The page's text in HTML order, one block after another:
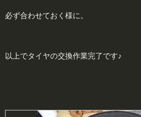
必ず合わせておく様に。
以上でタイヤの交換作業完了です♪